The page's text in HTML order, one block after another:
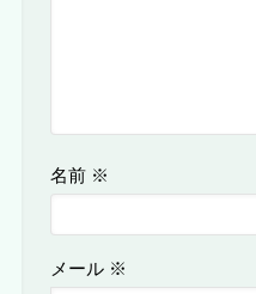
名前 ※
メール ※